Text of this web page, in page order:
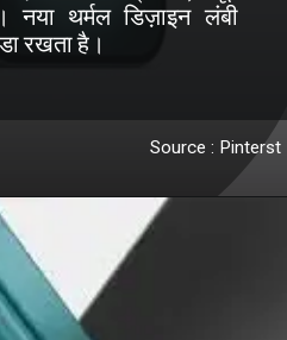
नया थर्मल डिज़ाइन लंबी
Source : Pinterst